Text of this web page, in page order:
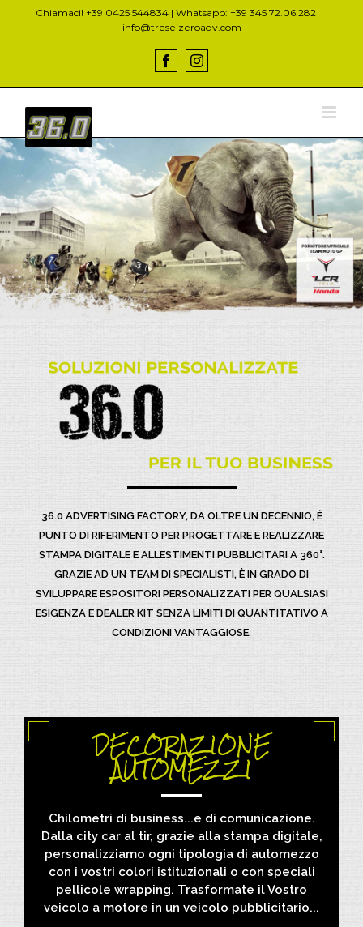
contenuto
Chiamaci! +39 0425 544834 | Whatsapp: +39 345 72.06.282 |
info@treseizeroadv.com
FacebookInstagram
36.0 ADVERTISING FACTORY, DA OLTRE UN DECENNIO, È
PUNTO DI RIFERIMENTO PER PROGETTARE E REALIZZARE
STAMPA DIGITALE E ALLESTIMENTI PUBBLICITARI A 360°.
GRAZIE AD UN TEAM DI SPECIALISTI, È IN GRADO DI
SVILUPPARE ESPOSITORI PERSONALIZZATI PER QUALSIASI
ESIGENZA E DEALER KIT SENZA LIMITI DI QUANTITATIVO A
CONDIZIONI VANTAGGIOSE.
DECORAZIONE
AUTOMEZZI
Chilometri di business...e di comunicazione.
Dalla city car al tir, grazie alla stampa digitale,
personalizziamo ogni tipologia di automezzo
con i vostri colori istituzionali o con speciali
pellicole wrapping. Trasformate il Vostro
veicolo a motore in un veicolo pubblicitario...